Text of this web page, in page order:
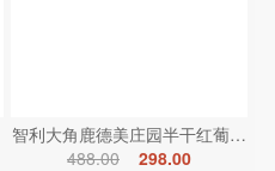
智利大角鹿德美庄园半干红葡萄酒
488.00
298.00